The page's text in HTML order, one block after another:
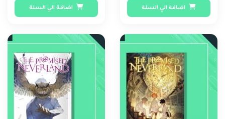
اضافة الي السلة اضافة الي السلة